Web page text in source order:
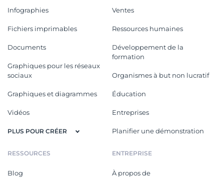
Infographies
Fichiers imprimables
Documents
Graphiques pour les réseaux
sociaux
Graphiques et diagrammes
Vidéos
PLUS POUR CRÉER
Ventes
Ressources humaines
Développement de la
formation
Organismes à but non lucratif
Éducation
Entreprises
Planifier une démonstration
RESSOURCES
Blog
ENTREPRISE
À propos de